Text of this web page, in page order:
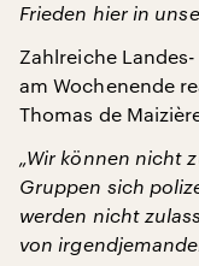
Frieden hier in
Zahlreiche
am Wochenende
Thomas de
„Wir können nicht
Gruppen sich
werden nicht
von